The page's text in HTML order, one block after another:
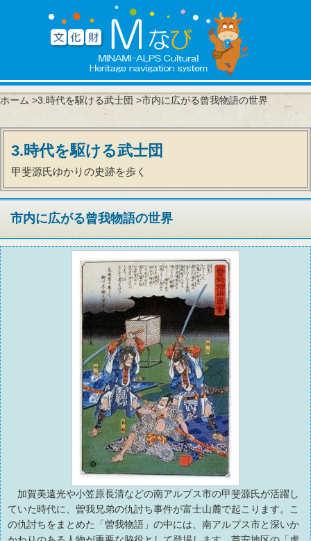
ホーム >3.時代を駆ける武士団 >市内に広がる曾我物語の世界
3.時代を駆ける武士団
甲斐源氏ゆかりの史跡を歩く
市内に広がる曾我物語の世界
加賀美遠光や小笠原長清などの南アルプス市の甲斐源氏が活躍し
ていた時代に、曽我兄弟の仇討ち事件が富士山麓で起こります。こ
の仇討ちをまとめた「曽我物語」の中には、南アルプス市と深いか